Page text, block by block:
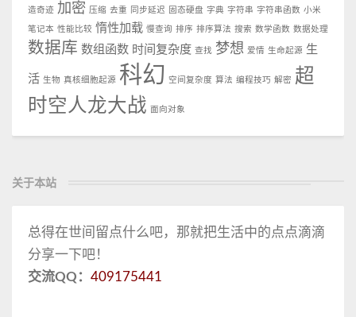
造奇迹 加密 压缩 去重 同步延迟 固态硬盘 字典 字符串 字符串函数 小米
笔记本 性能比较 惰性加载 慢查询 排序 排序算法 搜索 数学函数 数据处理
数据库 数组函数 时间复杂度 查找 梦想 爱情 生命起源 生
活 生物 真核细胞起源 科幻 空间复杂度 算法 编程技巧 解密 超
时空人龙大战 面向对象
关于本站
总得在世间留点什么吧，那就把生活中的点点滴滴
分享一下吧！
交流QQ： 409175441